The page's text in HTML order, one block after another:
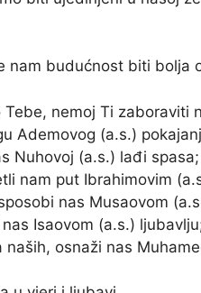
nam budućnost biti bolja
nemoj Ti zaboraviti
Ademovog (a.s.)
Nuhovoj (a.s.) lađi spasa;
nam put Ibrahimovim
nas Musaovom
Isaovom (a.s.)
osnaži nas